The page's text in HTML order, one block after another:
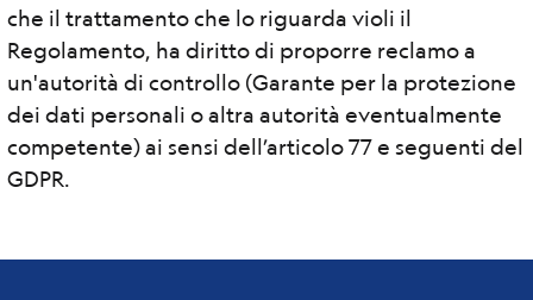
che il trattamento che lo riguarda violi il
Regolamento, ha diritto di proporre reclamo a
un'autorità di controllo (Garante per la protezione
dei dati personali o altra autorità eventualmente
competente) ai sensi dell’articolo 77 e seguenti del
GDPR.